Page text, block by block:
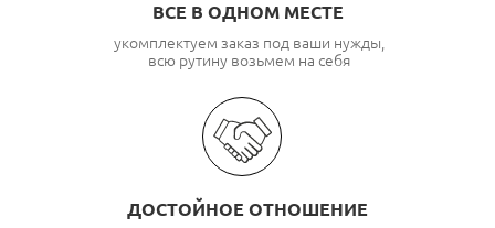
ВСЕ В ОДНОМ МЕСТЕ
укомплектуем заказ под ваши нужды,
всю рутину возьмем на себя
ДОСТОЙНОЕ ОТНОШЕНИЕ